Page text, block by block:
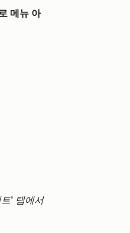
메뉴 아
’ 탭에서